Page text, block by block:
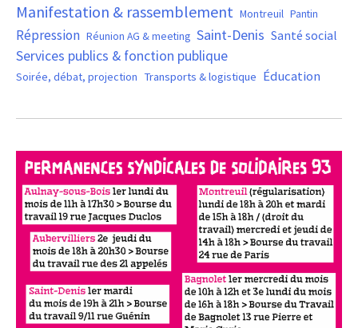
Manifestation & rassemblement Montreuil Pantin
Répression Réunion AG & meeting Saint-Denis Santé social
Services publics & fonction publique
Soirée, débat, projection Transports & logistique Éducation